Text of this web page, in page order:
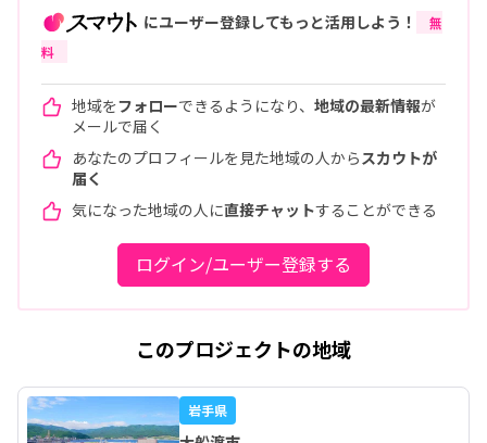
にユーザー登録してもっと活用しよう！
無
料
地域をフォローできるようになり、 地域の最新情報が
メールで届く
あなたのプロフィールを見た地域の人から スカウトが
届く
気になった地域の人に直接チャットすることができる
ログイン/ユーザー登録する
このプロジェクトの地域
岩手県